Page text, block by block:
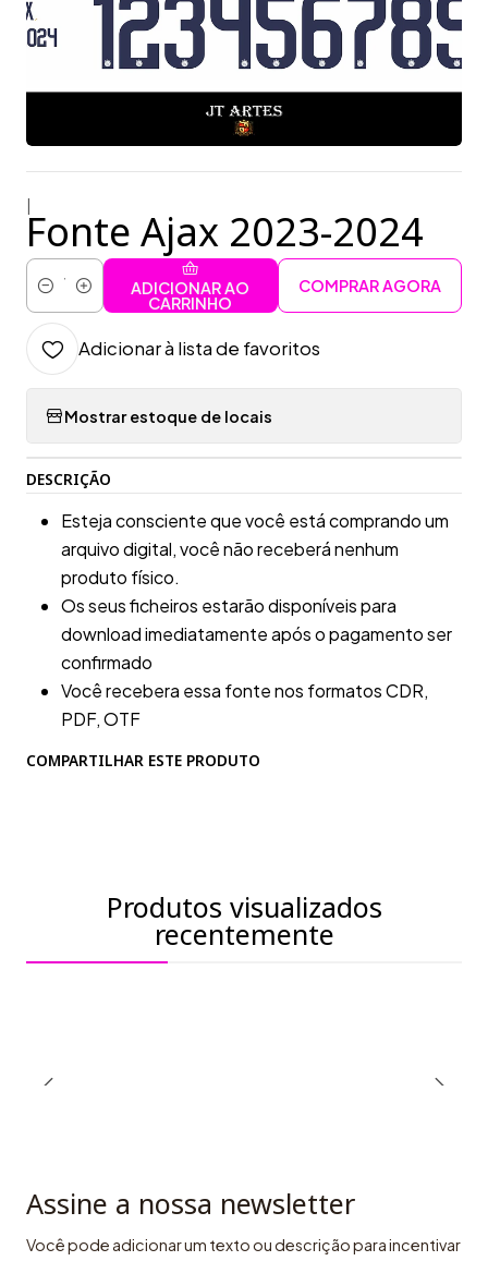
Fonte Ajax 2023-2024
Quantidade
ADICIONAR AO
CARRINHO
COMPRAR AGORA
Adicionar à lista de favoritos
Mostrar estoque de locais
DESCRIÇÃO
Esteja consciente que você está comprando um
arquivo digital, você não receberá nenhum
produto físico.
Os seus ficheiros estarão disponíveis para
download imediatamente após o pagamento ser
confirmado
Você recebera essa fonte nos formatos CDR,
PDF, OTF
COMPARTILHAR ESTE PRODUTO
Produtos visualizados
recentemente
Assine a nossa newsletter
Você pode adicionar um texto ou descrição para incentivar